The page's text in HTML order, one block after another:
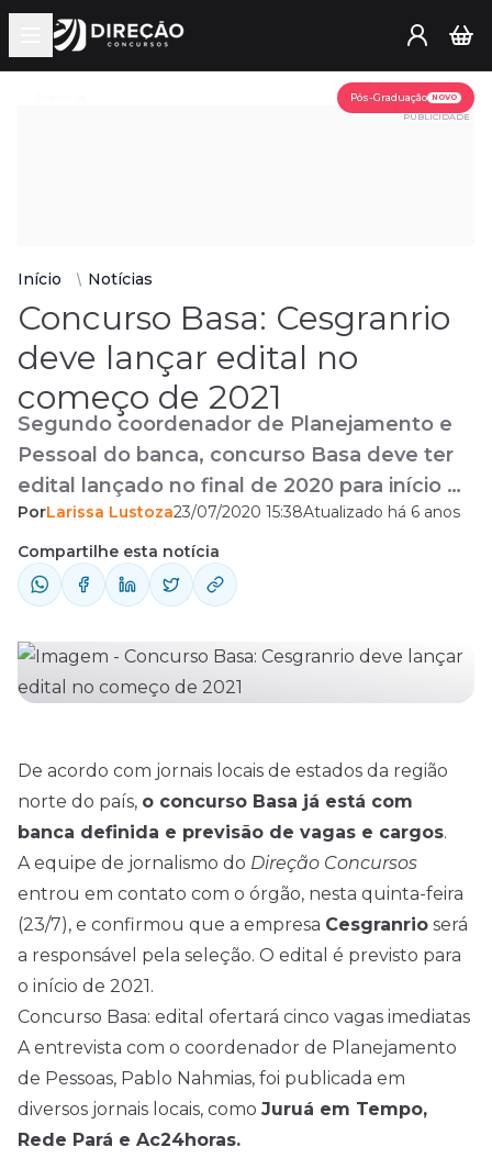
Open main menu
Pós-Graduação NOVO
PUBLICIDADE
Início Notícias
Concurso Basa: Cesgranrio
deve lançar edital no
começo de 2021
Segundo coordenador de Planejamento e
Pessoal do banca, concurso Basa deve ter
edital lançado no final de 2020 para início de
2021. Saiba mais!
PorLarissa Lustoza23/07/2020 15:38Atualizado há 6 anos
Compartilhe esta notícia
De acordo com jornais locais de estados da região
norte do país, o concurso Basa já está com
banca definida e previsão de vagas e cargos.
A equipe de jornalismo do Direção Concursos
entrou em contato com o órgão, nesta quinta-feira
(23/7), e confirmou que a empresa Cesgranrio será
a responsável pela seleção. O edital é previsto para
o início de 2021.
Concurso Basa: edital ofertará cinco vagas imediatas
A entrevista com o coordenador de Planejamento
de Pessoas, Pablo Nahmias, foi publicada em
diversos jornais locais, como Juruá em Tempo,
Rede Pará e Ac24horas.